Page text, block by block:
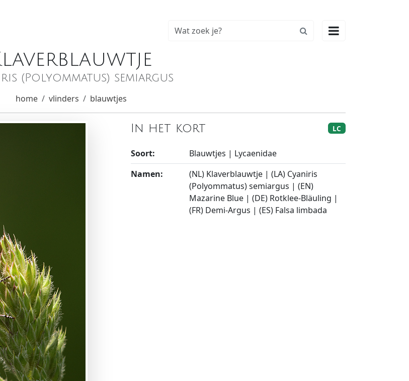

(Polyommatus) semiargus
home vlinders blauwtjes
In het kort LC
Soort:
Blauwtjes | Lycaenidae
Namen:
(NL) Klaverblauwtje | (LA) Cyaniris
(Polyommatus) semiargus | (EN)
Mazarine Blue | (DE) Rotklee-Bläuling |
(FR) Demi-Argus | (ES) Falsa limbada